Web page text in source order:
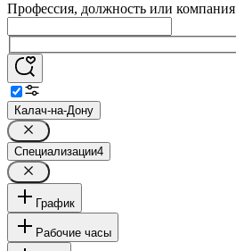
Профессия, должность или компания
Калач-на-Дону
Специализации4
График
Рабочие часы